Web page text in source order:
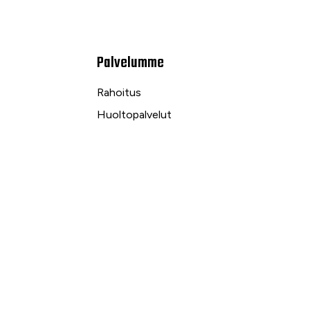
Palvelumme
Rahoitus
Huoltopalvelut